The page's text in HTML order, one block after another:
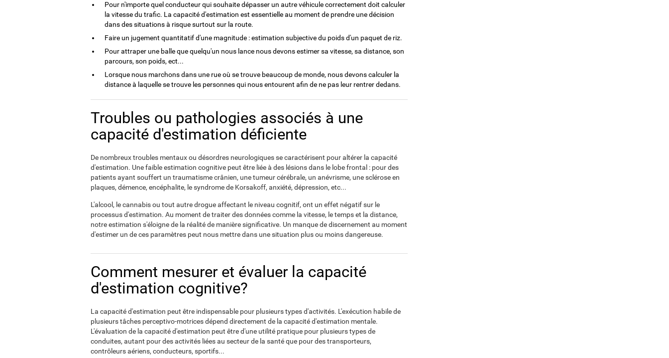
Pour n'importe quel conducteur qui souhaite dépasser un autre véhicule correctement doit calculer
la vitesse du trafic. La capacité d'estimation est essentielle au moment de prendre une décision
dans des situations à risque surtout sur la route.
Faire un jugement quantitatif d'une magnitude : estimation subjective du poids d'un paquet de riz.
Pour attraper une balle que quelqu'un nous lance nous devons estimer sa vitesse, sa distance, son
parcours, son poids, ect...
Lorsque nous marchons dans une rue où se trouve beaucoup de monde, nous devons calculer la
distance à laquelle se trouve les personnes qui nous entourent afin de ne pas leur rentrer dedans.
Troubles ou pathologies associés à une
capacité d'estimation déficiente
De nombreux troubles mentaux ou désordres neurologiques se caractérisent pour altérer la capacité
d'estimation. Une faible estimation cognitive peut être liée à des lésions dans le lobe frontal : pour des
patients ayant souffert un traumatisme crânien, une tumeur cérébrale, un anévrisme, une sclérose en
plaques, démence, encéphalite, le syndrome de Korsakoff, anxiété, dépression, etc...
L'alcool, le cannabis ou tout autre drogue affectant le niveau cognitif, ont un effet négatif sur le
processus d'estimation. Au moment de traiter des données comme la vitesse, le temps et la distance,
notre estimation s'éloigne de la réalité de manière significative. Un manque de discernement au moment
d'estimer un de ces paramètres peut nous mettre dans une situation plus ou moins dangereuse.
Comment mesurer et évaluer la capacité
d'estimation cognitive?
La capacité d'estimation peut être indispensable pour plusieurs types d'activités. L'exécution habile de
plusieurs tâches perceptivo-motrices dépend directement de la capacité d'estimation mentale.
L'évaluation de la capacité d'estimation peut être d'une utilité pratique pour plusieurs types de
conduites, autant pour des activités liées au secteur de la santé que pour des transporteurs,
contrôleurs aériens, conducteurs, sportifs...